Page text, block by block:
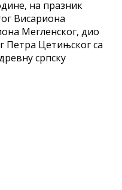
на празник
Висариона
Мегленског, дио
Петра Цетињског са
српску